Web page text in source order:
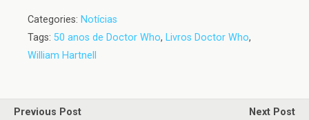
Categories: Notícias
Tags: 50 anos de Doctor Who, Livros Doctor Who,
William Hartnell
Previous Post
Next Post